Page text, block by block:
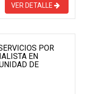
VER DETALLE
POR
EN
DE